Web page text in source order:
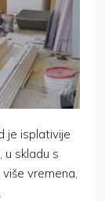
je isplativije
u skladu s
vremena,